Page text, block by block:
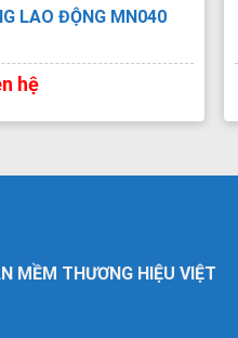
LAO ĐỘNG MN040
hệ
MỀM THƯƠNG HIỆU VIỆT